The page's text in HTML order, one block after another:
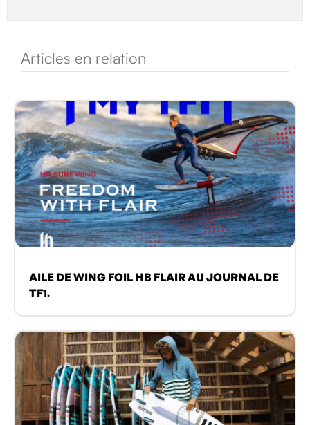
Articles en relation
AILE DE WING FOIL HB FLAIR AU JOURNAL DE
TF1.